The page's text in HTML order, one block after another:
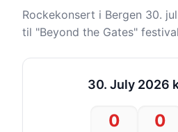
Rockekonsert i Bergen 30.
til "Beyond the Gates"
30. July 2026
0 0